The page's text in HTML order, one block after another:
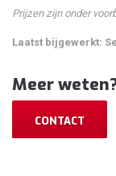
Prijzen zijn onder
Laatst bijgewerkt:
Meer
CONTACT